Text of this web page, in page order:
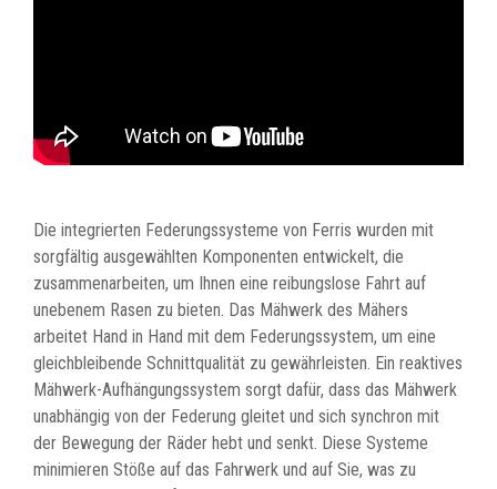
Die integrierten Federungssysteme von Ferris wurden mit
sorgfältig ausgewählten Komponenten entwickelt, die
zusammenarbeiten, um Ihnen eine reibungslose Fahrt auf
unebenem Rasen zu bieten. Das Mähwerk des Mähers
arbeitet Hand in Hand mit dem Federungssystem, um eine
gleichbleibende Schnittqualität zu gewährleisten. Ein reaktives
Mähwerk-Aufhängungssystem sorgt dafür, dass das Mähwerk
unabhängig von der Federung gleitet und sich synchron mit
der Bewegung der Räder hebt und senkt. Diese Systeme
minimieren Stöße auf das Fahrwerk und auf Sie, was zu